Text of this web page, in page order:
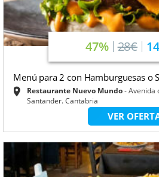
47% 28€
Menú para 2 con Hamburguesas o
Restaurante Nuevo Mundo Avenida
Santander. Cantabria
VER